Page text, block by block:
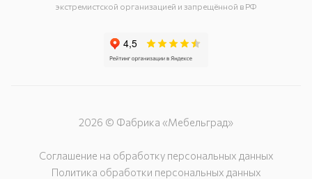
экстремистской организацией и запрещённой в РФ
2026 © Фабрика «Мебельград»
Соглашение на обработку персональных данных
Политика обработки персональных данных